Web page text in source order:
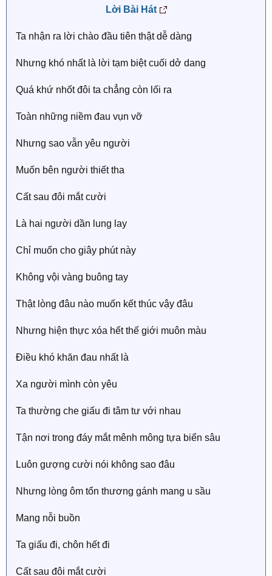
Lời Bài Hát
Ta nhận ra lời chào đầu tiên thật dễ dàng
Nhưng khó nhất là lời tạm biệt cuối dở dang
Quá khứ nhốt đôi ta chẳng còn lối ra
Toàn những niềm đau vụn vỡ
Nhưng sao vẫn yêu người
Muốn bên người thiết tha
Cất sau đôi mắt cười
Là hai người dần lung lay
Chỉ muốn cho giây phút này
Không vội vàng buông tay
Thật lòng đâu nào muốn kết thúc vậy đâu
Nhưng hiện thực xóa hết thế giới muôn màu
Điều khó khăn đau nhất là
Xa người mình còn yêu
Ta thường che giấu đi tâm tư với nhau
Tận nơi trong đáy mắt mênh mông tựa biển sâu
Luôn gượng cười nói không sao đâu
Nhưng lòng ôm tổn thương gánh mang u sầu
Mang nỗi buồn
Ta giấu đi, chôn hết đi
Cất sau đôi mắt cười